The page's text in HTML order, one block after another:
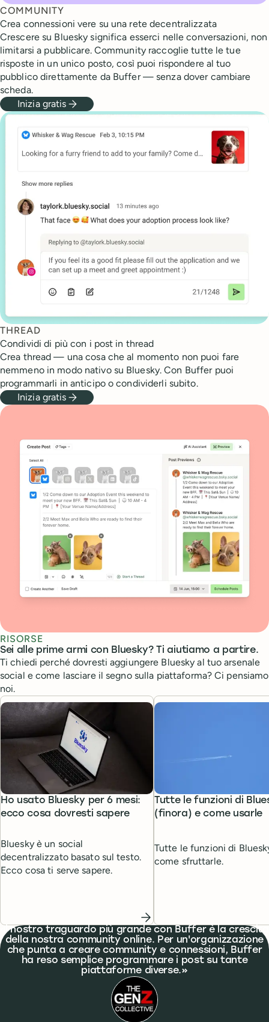
COMMUNITY
Crea connessioni vere su una rete decentralizzata
Crescere su Bluesky significa esserci nelle conversazioni, non
limitarsi a pubblicare. Community raccoglie tutte le tue
risposte in un unico posto, così puoi rispondere al tuo
pubblico direttamente da Buffer — senza dover cambiare
scheda.
Inizia gratis
THREAD
Condividi di più con i post in thread
Crea thread — una cosa che al momento non puoi fare
nemmeno in modo nativo su Bluesky. Con Buffer puoi
programmarli in anticipo o condividerli subito.
Inizia gratis
RISORSE
Sei alle prime armi con Bluesky? Ti aiutiamo a partire.
Ti chiedi perché dovresti aggiungere Bluesky al tuo arsenale
social e come lasciare il segno sulla piattaforma? Ci pensiamo
noi.
Ho usato Bluesky per 6 mesi:
ecco cosa dovresti sapere
Bluesky è un social
decentralizzato basato sul testo.
Ecco cosa ti serve sapere.
Tutte le funzioni di
(finora) e come usarle
Tutte le funzioni di
come sfruttarle.
What people are saying
Il nostro traguardo più grande con Buffer è la crescita
della nostra community online. Per un'organizzazione
che punta a creare community e connessioni, Buffer
ha reso semplice programmare i post su tante
piattaforme diverse.